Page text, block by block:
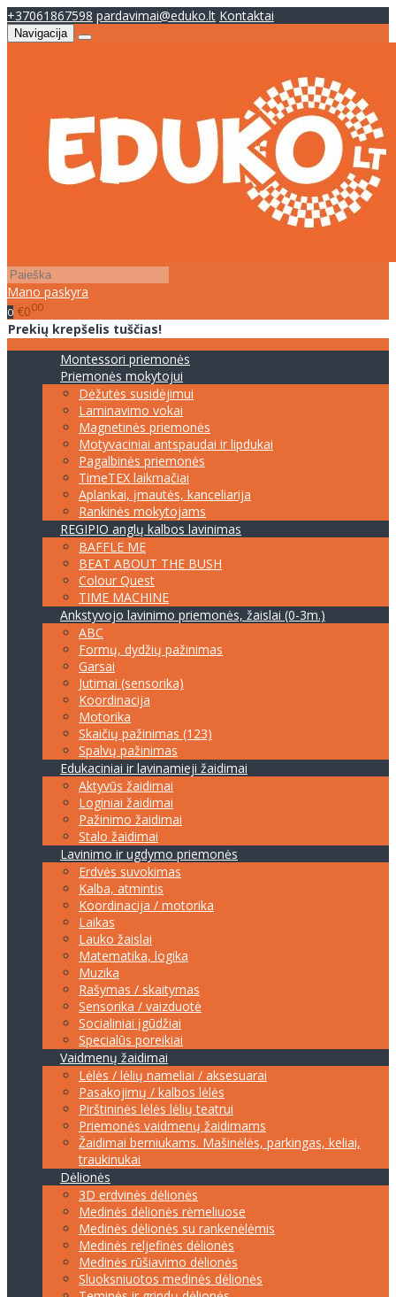
+37061867598 pardavimai@eduko.lt Kontaktai
Navigacija
Mano paskyra
0 €000
Prekių krepšelis tuščias!
Montessori priemonės
Priemonės mokytojui
Dėžutės susidėjimui
Laminavimo vokai
Magnetinės priemonės
Motyvaciniai antspaudai ir lipdukai
Pagalbinės priemonės
TimeTEX laikmačiai
Aplankai, įmautės, kanceliarija
Rankinės mokytojams
REGIPIO anglų kalbos lavinimas
BAFFLE ME
BEAT ABOUT THE BUSH
Colour Quest
TIME MACHINE
Ankstyvojo lavinimo priemonės, žaislai (0-3m.)
ABC
Formų, dydžių pažinimas
Garsai
Jutimai (sensorika)
Koordinacija
Motorika
Skaičių pažinimas (123)
Spalvų pažinimas
Edukaciniai ir lavinamieji žaidimai
Aktyvūs žaidimai
Loginiai žaidimai
Pažinimo žaidimai
Stalo žaidimai
Lavinimo ir ugdymo priemonės
Erdvės suvokimas
Kalba, atmintis
Koordinacija / motorika
Laikas
Lauko žaislai
Matematika, logika
Muzika
Rašymas / skaitymas
Sensorika / vaizduotė
Socialiniai įgūdžiai
Specialūs poreikiai
Vaidmenų žaidimai
Lėlės / lėlių nameliai / aksesuarai
Pasakojimų / kalbos lėlės
Pirštininės lėlės lėlių teatrui
Priemonės vaidmenų žaidimams
Žaidimai berniukams. Mašinėlės, parkingas, keliai,
traukinukai
Dėlionės
3D erdvinės dėlionės
Medinės dėlionės rėmeliuose
Medinės dėlionės su rankenėlėmis
Medinės reljefinės dėlionės
Medinės rūšiavimo dėlionės
Sluoksniuotos medinės dėlionės